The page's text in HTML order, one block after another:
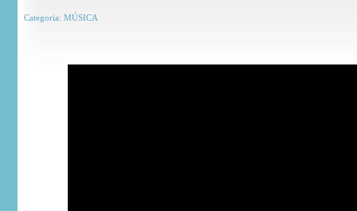
Categoria: MÚSICA